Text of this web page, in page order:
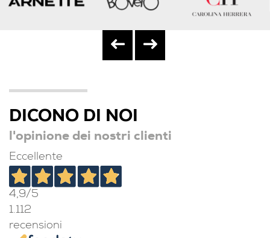
DICONO DI NOI
l'opinione dei nostri clienti
Eccellente
4,9/5
1.112
recensioni